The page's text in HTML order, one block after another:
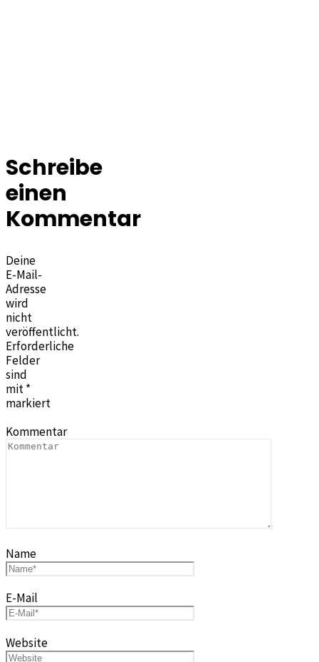
Schreibe
einen
Kommentar
Deine
E-Mail-
Adresse
wird
nicht
veröffentlicht.
Erforderliche
Felder
sind
mit*
markiert
Kommentar
Name
E-Mail
Website